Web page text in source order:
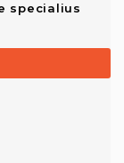
specialius